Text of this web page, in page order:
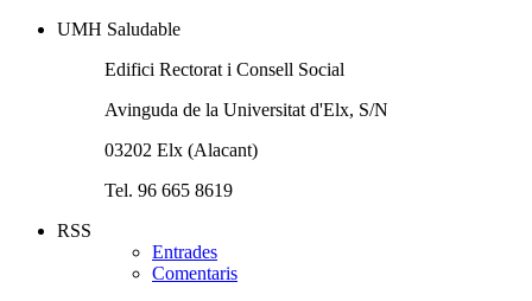
UMH Saludable
Edifici Rectorat i Consell Social
Avinguda de la Universitat d'Elx, S/N
03202 Elx (Alacant)
Tel. 96 665 8619
RSS
Entrades
Comentaris